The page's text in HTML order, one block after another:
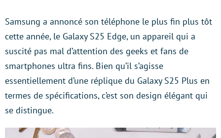
Samsung a annoncé son téléphone le plus fin plus tôt
cette année, le Galaxy S25 Edge, un appareil qui a
suscité pas mal d’attention des geeks et fans de
smartphones ultra fins. Bien qu’il s’agisse
essentiellement d’une réplique du Galaxy S25 Plus en
termes de spécifications, c’est son design élégant qui
se distingue.